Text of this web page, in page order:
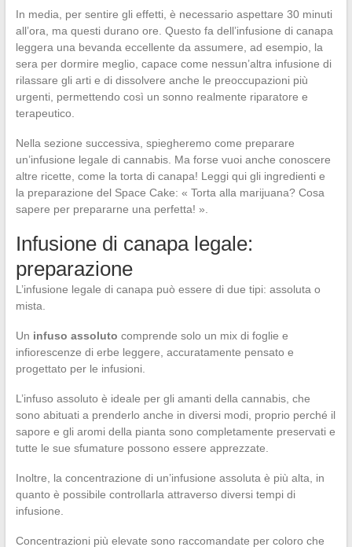
In media, per sentire gli effetti, è necessario aspettare 30 minuti
all’ora, ma questi durano ore. Questo fa dell’infusione di canapa
leggera una bevanda eccellente da assumere, ad esempio, la
sera per dormire meglio, capace come nessun’altra infusione di
rilassare gli arti e di dissolvere anche le preoccupazioni più
urgenti, permettendo così un sonno realmente riparatore e
terapeutico.
Nella sezione successiva, spiegheremo come preparare
un’infusione legale di cannabis. Ma forse vuoi anche conoscere
altre ricette, come la torta di canapa! Leggi qui gli ingredienti e
la preparazione del Space Cake: « Torta alla marijuana? Cosa
sapere per prepararne una perfetta! ».
Infusione di canapa legale:
preparazione
L’infusione legale di canapa può essere di due tipi: assoluta o
mista.
Un infuso assoluto comprende solo un mix di foglie e
infiorescenze di erbe leggere, accuratamente pensato e
progettato per le infusioni.
L’infuso assoluto è ideale per gli amanti della cannabis, che
sono abituati a prenderlo anche in diversi modi, proprio perché il
sapore e gli aromi della pianta sono completamente preservati e
tutte le sue sfumature possono essere apprezzate.
Inoltre, la concentrazione di un’infusione assoluta è più alta, in
quanto è possibile controllarla attraverso diversi tempi di
infusione.
Concentrazioni più elevate sono raccomandate per coloro che